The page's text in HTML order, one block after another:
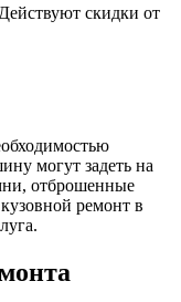
скидки от
могут задеть на
отброшенные
ремонт в